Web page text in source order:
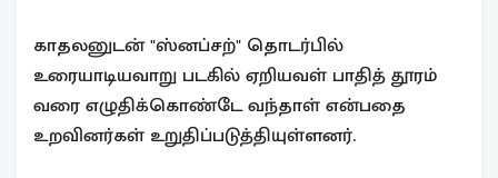
காதலனுடன் "ஸ்னப்சற்" தொடர்பில்
உரையாடியவாறு படகில் ஏறியவள் பாதித் தூரம்
வரை எழுதிக்கொண்டே வந்தாள் என்பதை
உறவினர்கள் உறுதிப்படுத்தியுள்ளனர்.